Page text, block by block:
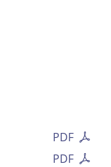
PDF
PDF